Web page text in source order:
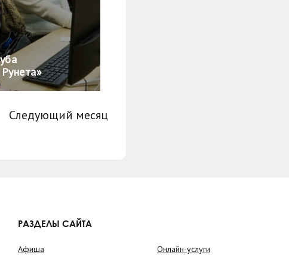
Следующий месяц
РАЗДЕЛЫ САЙТА
Афиша
Онлайн-услуги